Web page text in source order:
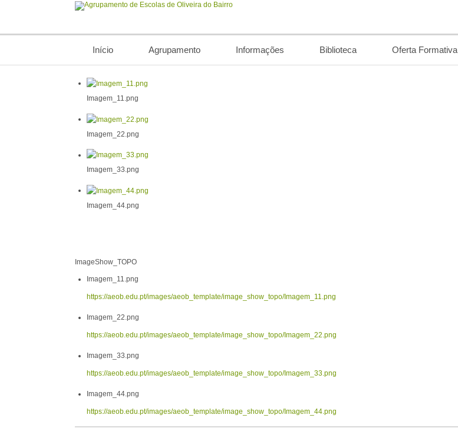
Início Agrupamento Informações Biblioteca Oferta Formativa
Imagem_11.png
Imagem_22.png
Imagem_33.png
Imagem_44.png
ImageShow_TOPO
Imagem_11.png
https://aeob.edu.pt/images/aeob_template/image_show_topo/Imagem_11.png
Imagem_22.png
https://aeob.edu.pt/images/aeob_template/image_show_topo/Imagem_22.png
Imagem_33.png
https://aeob.edu.pt/images/aeob_template/image_show_topo/Imagem_33.png
Imagem_44.png
https://aeob.edu.pt/images/aeob_template/image_show_topo/Imagem_44.png